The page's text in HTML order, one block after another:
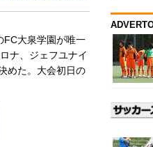
FC大泉学園が唯一
ナ、ジェフユナイ
めた。大会初日の